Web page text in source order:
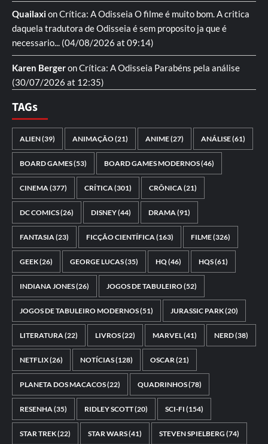
QuailaxionCrítica: A Odisseia O filme é muito bom. A critica
daquela tradutora de Odisseia é sem proposito ja que é
necessario... (04/08/2026 at 09:14)
Karen BergeronCrítica: A Odisseia Parabéns pela análise
(30/07/2026 at 12:35)
TAGs
ALIEN(39) ANIMAÇÃO(21) ANIME(27) ANÁLISE(61)
BOARD GAMES(53) BOARD GAMES MODERNOS(46)
CINEMA(377) CRÍTICA(301) CRÔNICA(21)
DC COMICS(26) DISNEY(44) DRAMA(91)
FANTASIA(23) FICÇÃO CIENTÍFICA(163) FILME(326)
GEEK(26) GEORGE LUCAS(35) HQ(46) HQS(61)
INDIANA JONES(26) JOGOS DE TABULEIRO(52)
JOGOS DE TABULEIRO MODERNOS(51) JURASSIC PARK(20)
LITERATURA(22) LIVROS(22) MARVEL(41) NERD(38)
NETFLIX(26) NOTÍCIAS(128) OSCAR(21)
PLANETA DOS MACACOS(22) QUADRINHOS(78)
RESENHA(35) RIDLEY SCOTT(20) SCI-FI (154)
STAR TREK(22) STAR WARS(41) STEVEN SPIELBERG (74)